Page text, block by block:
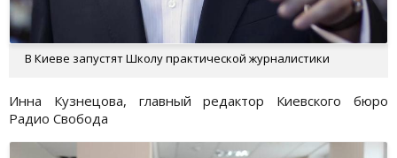
В Киеве запустят Школу практической журналистики
Инна Кузнецова, главный редактор Киевского бюро
Радио Свобода